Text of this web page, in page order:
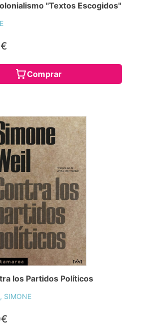
"Textos Escogidos"
Comprar
los Partidos Políticos
SIMONE